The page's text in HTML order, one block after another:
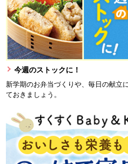
今週のストックに！
新学期のお弁当づくりや、毎日の献立
ておきましょう。